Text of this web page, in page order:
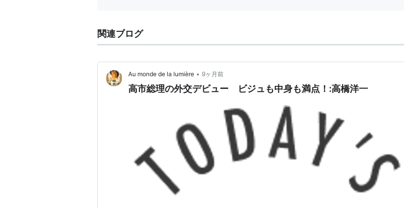
関連ブログ
Au monde de la lumière • 9ヶ月前
高市総理の外交デビュー ビジュも中身も満点！:高橋洋一